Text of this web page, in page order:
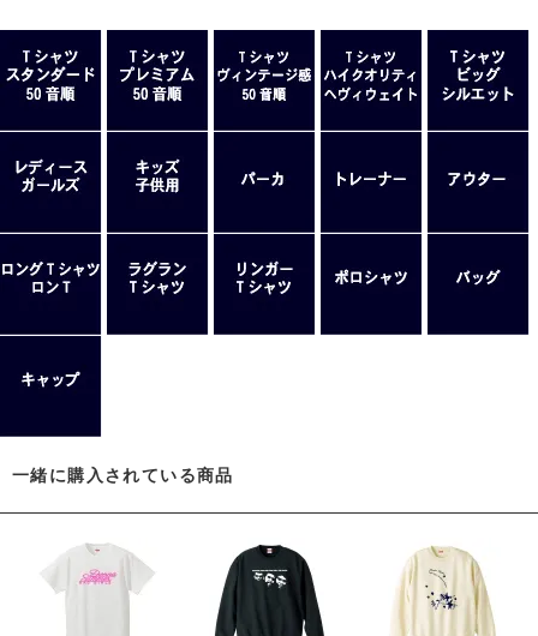
一緒に購入されている商品